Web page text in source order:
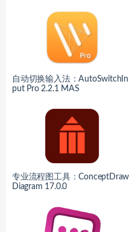
自动切换输入法：AutoSwitchIn
put Pro 2.2.1 MAS
专业流程图工具：ConceptDraw
Diagram 17.0.0